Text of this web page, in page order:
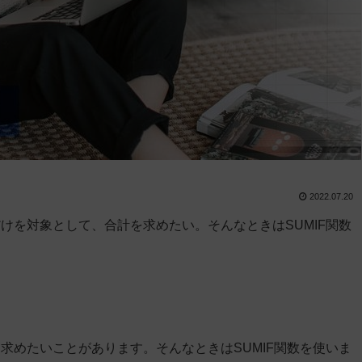
2022.07.20
を対象として、合計を求めたい。そんなときはSUMIF関数
めたいことがあります。そんなときはSUMIF関数を使いま